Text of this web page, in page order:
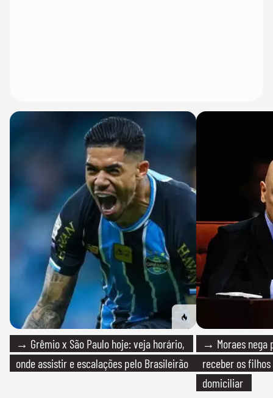
→ Grêmio x São Paulo hoje: veja horário,
onde assistir e escalações pelo Brasileirão
→ Moraes nega
receber os filhos
domiciliar